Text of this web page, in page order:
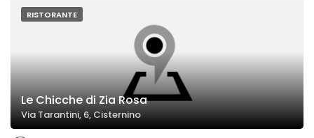
RISTORANTE
Le Chicche di Zia Rosa
Via Tarantini, 6, Cisternino